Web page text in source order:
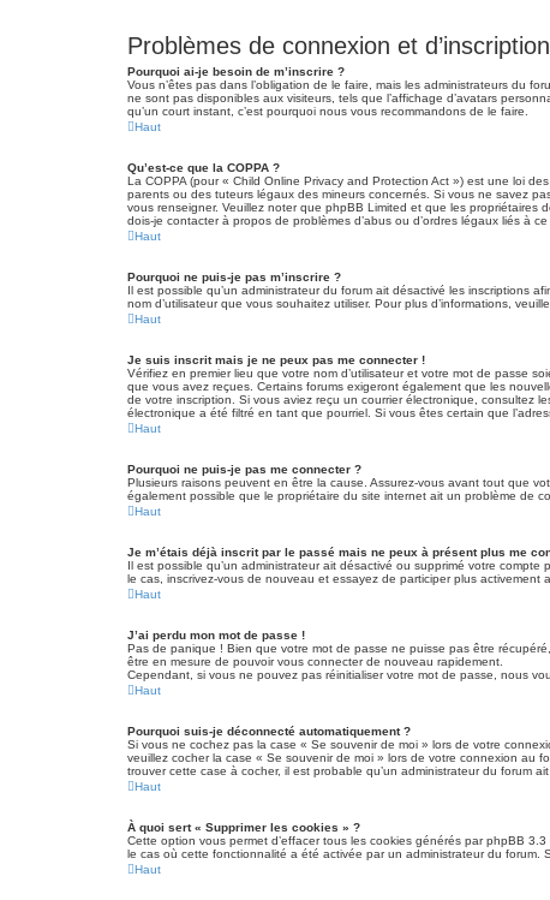
Problèmes de connexion et d’inscription
Pourquoi ai-je besoin de m’inscrire ?
Vous n’êtes pas dans l’obligation de le faire, mais les administrateurs du
ne sont pas disponibles aux visiteurs, tels que l’affichage d’avatars
qu’un court instant, c’est pourquoi nous vous recommandons de le faire.
Haut
Qu’est-ce que la COPPA ?
La COPPA (pour « Child Online Privacy and Protection Act ») est une loi
parents ou des tuteurs légaux des mineurs concernés. Si vous ne savez
vous renseigner. Veuillez noter que phpBB Limited et que les
dois-je contacter à propos de problèmes d’abus ou d’ordres légaux liés à ce
Haut
Pourquoi ne puis-je pas m’inscrire ?
Il est possible qu’un administrateur du forum ait désactivé les inscriptions
nom d’utilisateur que vous souhaitez utiliser. Pour plus d’informations,
Haut
Je suis inscrit mais je ne peux pas me connecter !
Vérifiez en premier lieu que votre nom d’utilisateur et votre mot de passe
que vous avez reçues. Certains forums exigeront également que les
de votre inscription. Si vous aviez reçu un courrier électronique, consultez
électronique a été filtré en tant que pourriel. Si vous êtes certain que
Haut
Pourquoi ne puis-je pas me connecter ?
Plusieurs raisons peuvent en être la cause. Assurez-vous avant tout que
également possible que le propriétaire du site internet ait un problème de
Haut
Je m’étais déjà inscrit par le passé mais ne peux à présent plus me
Il est possible qu’un administrateur ait désactivé ou supprimé votre
le cas, inscrivez-vous de nouveau et essayez de participer plus activement
Haut
J’ai perdu mon mot de passe !
Pas de panique ! Bien que votre mot de passe ne puisse pas être
être en mesure de pouvoir vous connecter de nouveau rapidement.
Cependant, si vous ne pouvez pas réinitialiser votre mot de passe, nous
Haut
Pourquoi suis-je déconnecté automatiquement ?
Si vous ne cochez pas la case « Se souvenir de moi » lors de votre
veuillez cocher la case « Se souvenir de moi » lors de votre connexion au
trouver cette case à cocher, il est probable qu’un administrateur du forum
Haut
À quoi sert « Supprimer les cookies » ?
Cette option vous permet d’effacer tous les cookies générés par phpBB
le cas où cette fonctionnalité a été activée par un administrateur du forum.
Haut